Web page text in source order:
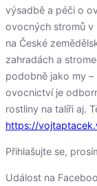
výsadbě a péči o
ovocných stromů v
na České
zahradách a
podobně jako my
ovocnictví je
rostliny na talíři aj.
https://
Přihlašujte se,
Událost na